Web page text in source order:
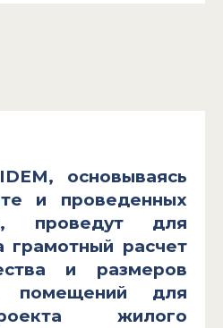
основываясь
и проведенных
проведут для
грамотный расчет
и размеров
помещений для
жилого